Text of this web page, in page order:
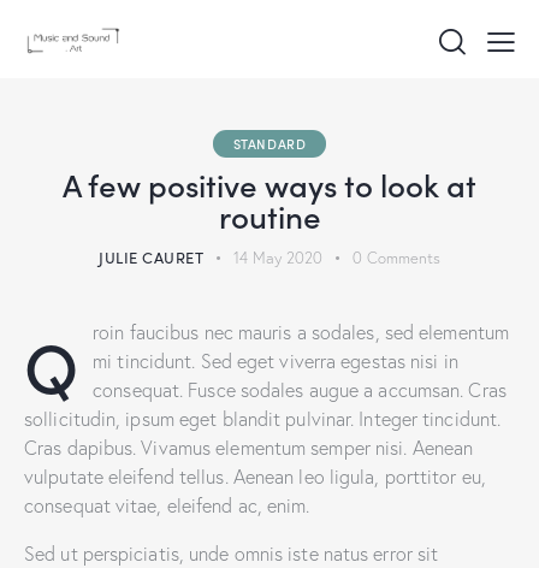
STANDARD
A few positive ways to look at
routine
JULIE CAURET 14 May 2020 0 Comments
Q
roin faucibus nec mauris a sodales, sed elementum
mi tincidunt. Sed eget viverra egestas nisi in
consequat. Fusce sodales augue a accumsan. Cras
sollicitudin, ipsum eget blandit pulvinar. Integer tincidunt.
Cras dapibus. Vivamus elementum semper nisi. Aenean
vulputate eleifend tellus. Aenean leo ligula, porttitor eu,
consequat vitae, eleifend ac, enim.
Sed ut perspiciatis, unde omnis iste natus error sit